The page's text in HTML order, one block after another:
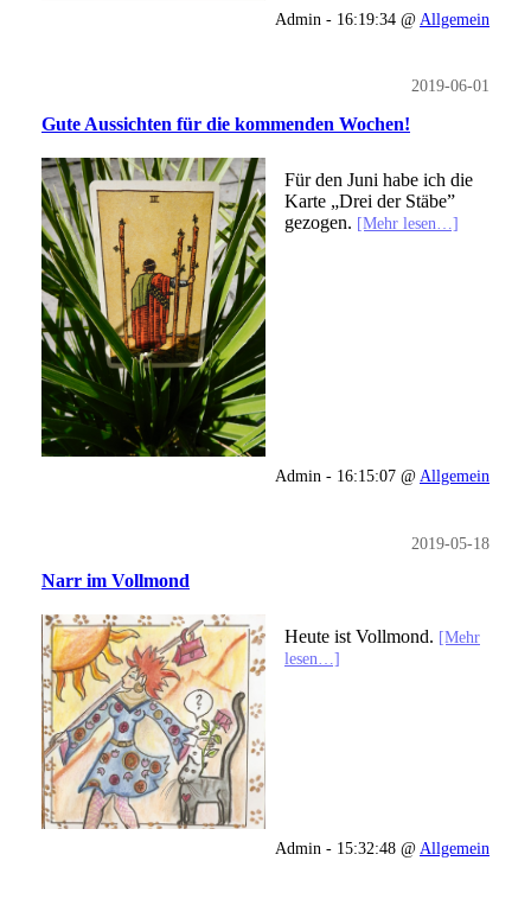
Admin - 16:19:34 @ Allgemein
2019-06-01
Gute Aussichten für die kommenden Wochen!
Für den Juni habe ich die
Karte „Drei der Stäbe”
gezogen. [Mehr lesen…]
Admin - 16:15:07 @ Allgemein
2019-05-18
Narr im Vollmond
Heute ist Vollmond. [Mehr
lesen…]
Admin - 15:32:48 @Allgemein